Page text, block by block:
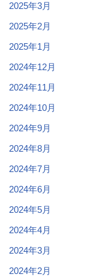
2025年3月
2025年2月
2025年1月
2024年12月
2024年11月
2024年10月
2024年9月
2024年8月
2024年7月
2024年6月
2024年5月
2024年4月
2024年3月
2024年2月